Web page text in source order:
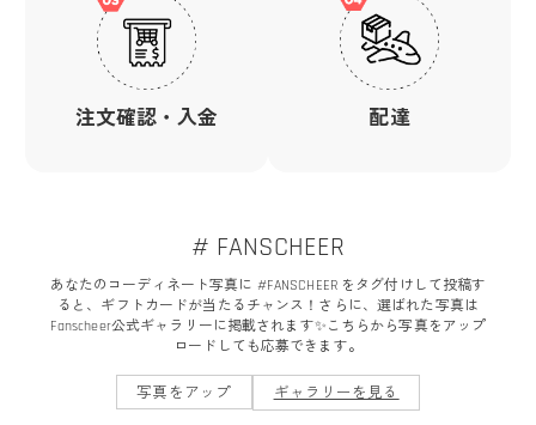
注文確認・入金 配達
# FANSCHEER
あなたのコーディネート写真に #FANSCHEER をタグ付けして投稿す
ると、ギフトカードが当たるチャンス！さらに、選ばれた写真は
Fanscheer公式ギャラリーに掲載されます✨こちらから写真をアップ
ロードしても応募できます。
写真をアップ ギャラリーを見る